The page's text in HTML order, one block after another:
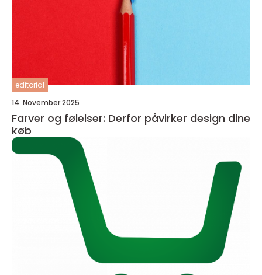
editorial
14. November 2025
Farver og følelser: Derfor påvirker design dine
køb